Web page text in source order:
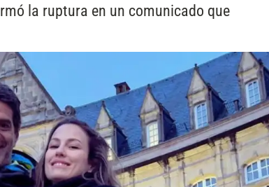
la ruptura en un comunicado que